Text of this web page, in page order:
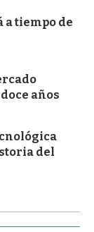
a tiempo de
años
del